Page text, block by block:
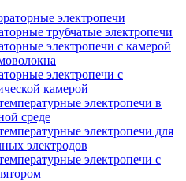
электропечи
трубчатые электропечи
электропечи с камерой
электропечи с
камерой
электропечи в
среде
электропечи для
электродов
электропечи с